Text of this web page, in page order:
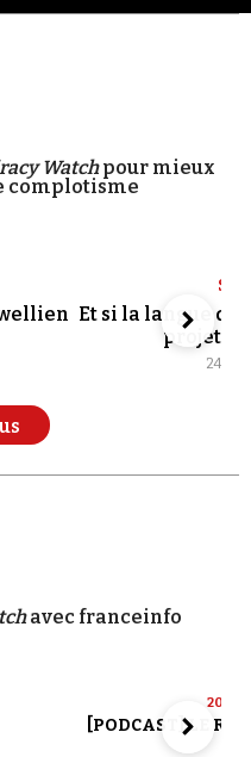
Watchpour mieux
complotisme
Et si la langue de
projet
24/
avec franceinfo
20
[PODCAST] LE